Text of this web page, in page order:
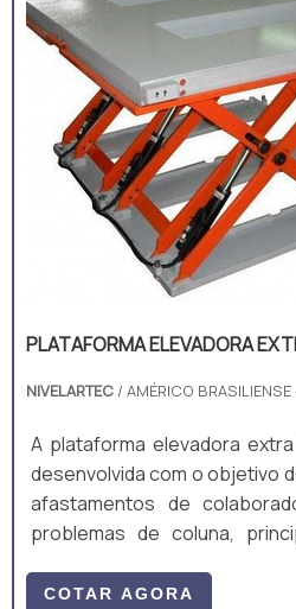
planas para ampliarem suas
é comum encontrar
prédios não adequados com ...
PLATAFORMA ELEVADORA
NIVELARTEC / AMÉRICO BRASILIENSE
A plataforma elevadora
desenvolvida com o objetivo
afastamentos de
problemas de coluna,
colaborador baixa muitas
COTAR AGORA